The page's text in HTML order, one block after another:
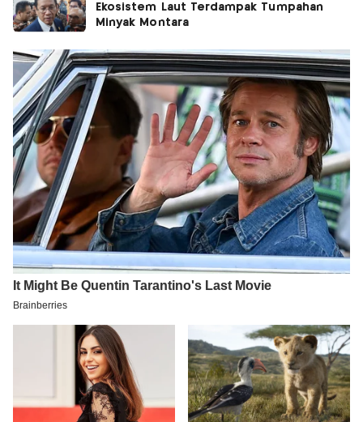
Ekosistem Laut Terdampak Tumpahan
Minyak Montara